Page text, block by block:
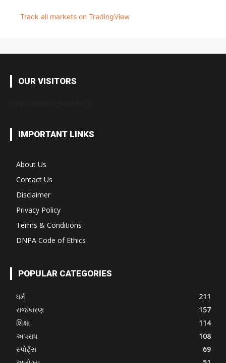
Track all markets on TradingView
OUR VISITORS
IMPORTANT LINKS
About Us
Contact Us
Disclaimer
Privacy Policy
Terms & Conditions
DNPA Code of Ethics
POPULAR CATEGORIES
ધર્મ
211
રાજકારણ
157
શિક્ષા
114
અપરાધ
108
સ્પોર્ટ્સ
69